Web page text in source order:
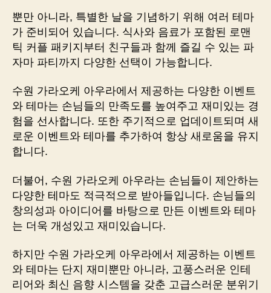
뿐만 아니라, 특별한 날을 기념하기 위해 여러 테마
가 준비되어 있습니다. 식사와 음료가 포함된 로맨
틱 커플 패키지부터 친구들과 함께 즐길 수 있는 파
자마 파티까지 다양한 선택이 가능합니다.
수원 가라오케 아우라에서 제공하는 다양한 이벤트
와 테마는 손님들의 만족도를 높여주고 재미있는 경
험을 선사합니다. 또한 주기적으로 업데이트되며 새
로운 이벤트와 테마를 추가하여 항상 새로움을 유지
합니다.
더불어, 수원 가라오케 아우라는 손님들이 제안하는
다양한 테마도 적극적으로 받아들입니다. 손님들의
창의성과 아이디어를 바탕으로 만든 이벤트와 테마
는 더욱 개성있고 재미있습니다.
하지만 수원 가라오케 아우라에서 제공하는 이벤트
와 테마는 단지 재미뿐만 아니라, 고풍스러운 인테
리어와 최신 음향 시스템을 갖춘 고급스러운 분위기